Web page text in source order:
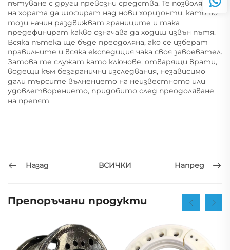
пътуване с други превозни средства. Те позволяват
на хората да шофират над нови хоризонти, като по
този начин раздвижват границите и така
предефинират какво означава да ходиш извън пътя.
Всяка пътека ще бъде преодоляна, ако се изберат
правилните и всяка експедиция чака своя завоевател.
Затова те служат като ключове, отварящи врати,
водещи към безгранични изследвания, независимо
дали търсите вълнението на неизвестното или
удовлетворението, придобито след преодоляване
на препят
Назад ВСИЧКИ Напред
Препоръчани продукти